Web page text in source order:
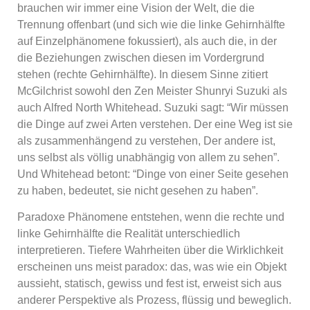
brauchen wir immer eine Vision der Welt, die die
Trennung offenbart (und sich wie die linke Gehirnhälfte
auf Einzelphänomene fokussiert), als auch die, in der
die Beziehungen zwischen diesen im Vordergrund
stehen (rechte Gehirnhälfte). In diesem Sinne zitiert
McGilchrist sowohl den Zen Meister Shunryi Suzuki als
auch Alfred North Whitehead. Suzuki sagt: “Wir müssen
die Dinge auf zwei Arten verstehen. Der eine Weg ist sie
als zusammenhängend zu verstehen, Der andere ist,
uns selbst als völlig unabhängig von allem zu sehen”.
Und Whitehead betont: “Dinge von einer Seite gesehen
zu haben, bedeutet, sie nicht gesehen zu haben”.
Paradoxe Phänomene entstehen, wenn die rechte und
linke Gehirnhälfte die Realität unterschiedlich
interpretieren. Tiefere Wahrheiten über die Wirklichkeit
erscheinen uns meist paradox: das, was wie ein Objekt
aussieht, statisch, gewiss und fest ist, erweist sich aus
anderer Perspektive als Prozess, flüssig und beweglich.